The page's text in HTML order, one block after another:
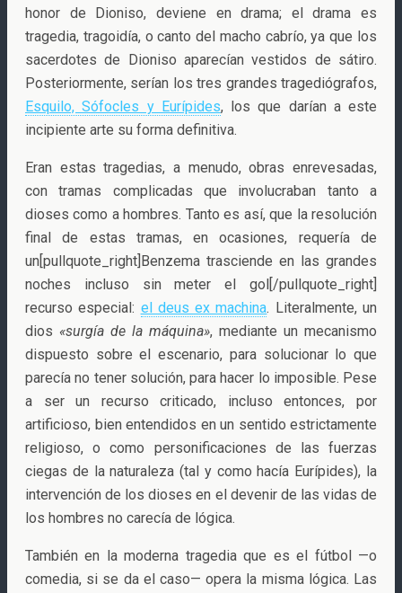
honor de Dioniso, deviene en drama; el drama es
tragedia, tragoidía, o canto del macho cabrío, ya que los
sacerdotes de Dioniso aparecían vestidos de sátiro.
Posteriormente, serían los tres grandes tragediógrafos,
Esquilo, Sófocles y Eurípides, los que darían a este
incipiente arte su forma definitiva.
Eran estas tragedias, a menudo, obras enrevesadas,
con tramas complicadas que involucraban tanto a
dioses como a hombres. Tanto es así, que la resolución
final de estas tramas, en ocasiones, requería de
un[pullquote_right]Benzema trasciende en las grandes
noches incluso sin meter el gol[/pullquote_right]
recurso especial: el deus ex machina. Literalmente, un
dios «surgía de la máquina», mediante un mecanismo
dispuesto sobre el escenario, para solucionar lo que
parecía no tener solución, para hacer lo imposible. Pese
a ser un recurso criticado, incluso entonces, por
artificioso, bien entendidos en un sentido estrictamente
religioso, o como personificaciones de las fuerzas
ciegas de la naturaleza (tal y como hacía Eurípides), la
intervención de los dioses en el devenir de las vidas de
los hombres no carecía de lógica.
También en la moderna tragedia que es el fútbol —o
comedia, si se da el caso— opera la misma lógica. Las